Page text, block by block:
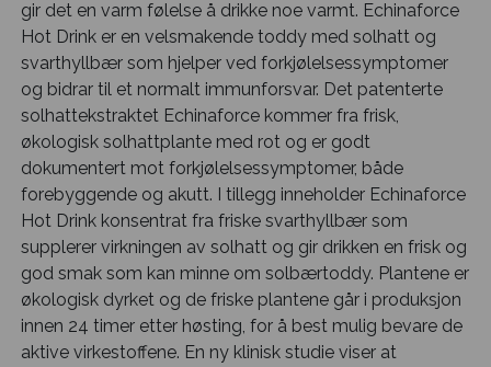
gir det en varm følelse å drikke noe varmt. Echinaforce
Hot Drink er en velsmakende toddy med solhatt og
svarthyllbær som hjelper ved forkjølelsessymptomer
og bidrar til et normalt immunforsvar. Det patenterte
solhattekstraktet Echinaforce kommer fra frisk,
økologisk solhattplante med rot og er godt
dokumentert mot forkjølelsessymptomer, både
forebyggende og akutt. I tillegg inneholder Echinaforce
Hot Drink konsentrat fra friske svarthyllbær som
supplerer virkningen av solhatt og gir drikken en frisk og
god smak som kan minne om solbærtoddy. Plantene er
økologisk dyrket og de friske plantene går i produksjon
innen 24 timer etter høsting, for å best mulig bevare de
aktive virkestoffene. En ny klinisk studie viser at